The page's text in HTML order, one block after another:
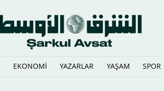
EKONOMİ YAZARLAR YAŞAM SPOR